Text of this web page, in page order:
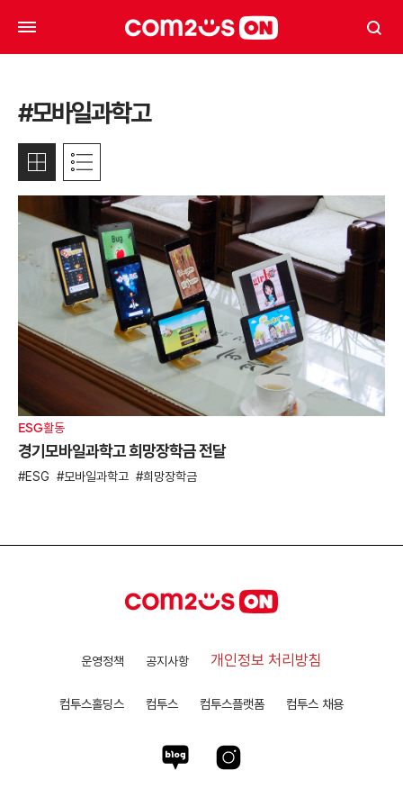
#모바일과학고
ESG활동
경기모바일과학고 희망장학금 전달
ESG 모바일과학고 희망장학금
운영정책 공지사항 개인정보 처리방침
컴투스홀딩스 컴투스 컴투스플랫폼 컴투스 채용